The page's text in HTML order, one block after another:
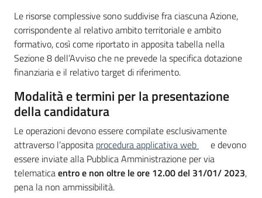
Le risorse complessive sono suddivise fra ciascuna Azione,
corrispondente al relativo ambito territoriale e ambito
formativo, così come riportato in apposita tabella nella
Sezione 8 dell’Avviso che ne prevede la specifica dotazione
finanziaria e il relativo target di riferimento.
Modalità e termini per la presentazione
della candidatura
Le operazioni devono essere compilate esclusivamente
attraverso l’apposita procedura applicativa web
e devono
essere inviate alla Pubblica Amministrazione per via
telematicaentro e non oltre le ore 12.00 del 31/01/ 2023,
pena la non ammissibilità.